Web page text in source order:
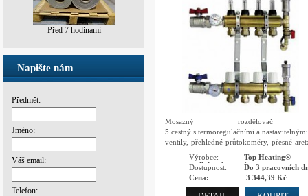
Před 7 hodinami
Před 1 dnem
Napište nám
Předmět:
Jméno:
Váš email:
Telefon:
Mosazný
5.cestný s termoregulačními a
ventily, přehledné průtokoměry, přesné
vypouštěcí ventily
Výrobce:
Top Heating®
podlahové topení
Dostupnost:
Do 3 pracovních
Cena:
3 344,39 Kč